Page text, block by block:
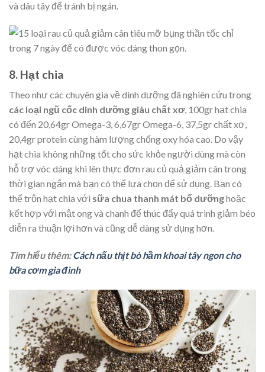
và dâu tây để tránh bị ngán.
8. Hạt chia
Theo như các chuyên gia về dinh dưỡng đã nghiên cứu trong
các loại ngũ cốc dinh dưỡng giàu chất xơ, 100gr hạt chia
có đến 20,64gr Omega-3, 6,67gr Omega-6, 37,5gr chất xơ,
20,4gr protein cùng hàm lượng chống oxy hóa cao. Do vậy
hạt chia không những tốt cho sức khỏe người dùng mà còn
hỗ trợ vóc dáng khi lên thực đơn rau củ quả giảm cân trong
thời gian ngắn mà bạn có thể lựa chọn để sử dụng. Bạn có
thể trộn hạt chia với sữa chua thanh mát bổ dưỡnghoặc
kết hợp với mật ong và chanh để thúc đẩy quá trình giảm béo
diễn ra thuận lợi hơn và cũng dễ dàng sử dụng hơn.
Tìm hiểu thêm:Cách nấu thịt bò hầm khoai tây ngon cho
bữa cơm gia đình